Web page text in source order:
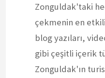
Zonguldak'taki
çekmenin en
blog yazıları,
gibi çeşitli içerik
Zonguldak'ın